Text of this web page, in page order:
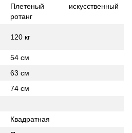
Плетеный искусственный
ротанг
120 кг
54 см
63 см
74 см
Квадратная